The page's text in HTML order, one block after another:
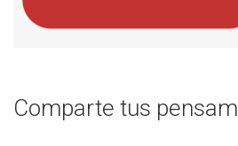
Comparte tus